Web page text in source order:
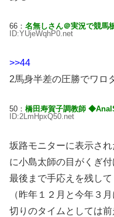
66： 名無しさん＠実況で競馬
ID:YUjeWqhP0.net
>>44
2馬身半差の圧勝でワロ
50： 橋田寿賀子調教師
ID:2LmHpxQ50.net
坂路モニターに表示さ
に小島太師の目がくぎ付
最後まで手応えを残し
（昨年１２月と今年３
切りのタイムとしては